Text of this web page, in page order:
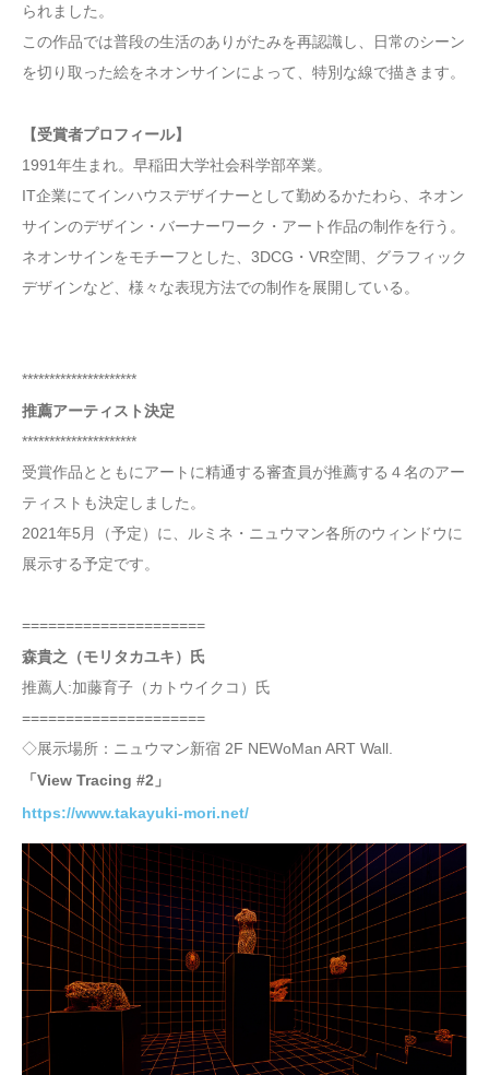
られました。
この作品では普段の生活のありがたみを再認識し、日常のシーン
を切り取った絵をネオンサインによって、特別な線で描きます。
【受賞者プロフィール】
1991年生まれ。早稲田大学社会科学部卒業。
IT企業にてインハウスデザイナーとして勤めるかたわら、ネオン
サインのデザイン・バーナーワーク・アート作品の制作を行う。
ネオンサインをモチーフとした、3DCG・VR空間、グラフィック
デザインなど、様々な表現方法での制作を展開している。
*********************
推薦アーティスト決定
*********************
受賞作品とともにアートに精通する審査員が推薦する４名のアー
ティストも決定しました。
2021年5月（予定）に、ルミネ・ニュウマン各所のウィンドウに
展示する予定です。
=====================
森貴之（モリタカユキ）氏
推薦人:加藤育子（カトウイクコ）氏
=====================
◇展示場所：ニュウマン新宿 2F NEWoMan ART Wall.
「View Tracing #2」
https://www.takayuki-mori.net/